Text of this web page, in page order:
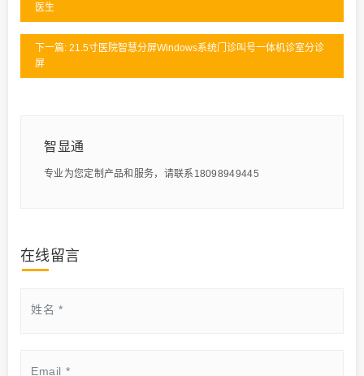
医生
下一篇: 21.5寸医院智慧分屏Windows系统门诊叫号一体机诊室分诊
屏
智显通
专业为您定制产品和服务，请联系18098949445
在线留言